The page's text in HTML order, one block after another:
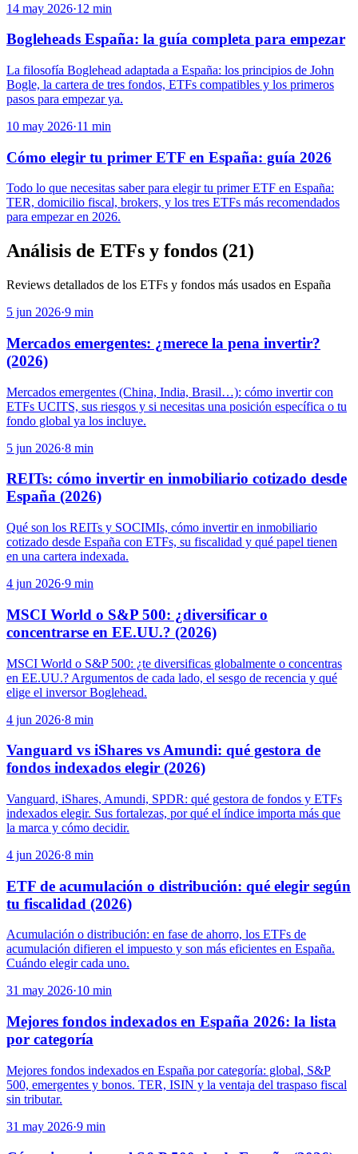
14 may 2026·12 min
Bogleheads España: la guía completa para empezar
La filosofía Boglehead adaptada a España: los principios de John
Bogle, la cartera de tres fondos, ETFs compatibles y los primeros
pasos para empezar ya.
10 may 2026·11 min
Cómo elegir tu primer ETF en España: guía 2026
Todo lo que necesitas saber para elegir tu primer ETF en España:
TER, domicilio fiscal, brokers, y los tres ETFs más recomendados
para empezar en 2026.
Análisis de ETFs y fondos (21)
Reviews detallados de los ETFs y fondos más usados en España
5 jun 2026·9 min
Mercados emergentes: ¿merece la pena invertir?
(2026)
Mercados emergentes (China, India, Brasil…): cómo invertir con
ETFs UCITS, sus riesgos y si necesitas una posición específica o tu
fondo global ya los incluye.
5 jun 2026·8 min
REITs: cómo invertir en inmobiliario cotizado desde
España (2026)
Qué son los REITs y SOCIMIs, cómo invertir en inmobiliario
cotizado desde España con ETFs, su fiscalidad y qué papel tienen
en una cartera indexada.
4 jun 2026·9 min
MSCI World o S&P 500: ¿diversificar o
concentrarse en EE.UU.? (2026)
MSCI World o S&P 500: ¿te diversificas globalmente o concentras
en EE.UU.? Argumentos de cada lado, el sesgo de recencia y qué
elige el inversor Boglehead.
4 jun 2026·8 min
Vanguard vs iShares vs Amundi: qué gestora de
fondos indexados elegir (2026)
Vanguard, iShares, Amundi, SPDR: qué gestora de fondos y ETFs
indexados elegir. Sus fortalezas, por qué el índice importa más que
la marca y cómo decidir.
4 jun 2026·8 min
ETF de acumulación o distribución: qué elegir según
tu fiscalidad (2026)
Acumulación o distribución: en fase de ahorro, los ETFs de
acumulación difieren el impuesto y son más eficientes en España.
Cuándo elegir cada uno.
31 may 2026·10 min
Mejores fondos indexados en España 2026: la lista
por categoría
Mejores fondos indexados en España por categoría: global, S&P
500, emergentes y bonos. TER, ISIN y la ventaja del traspaso fiscal
sin tributar.
31 may 2026·9 min